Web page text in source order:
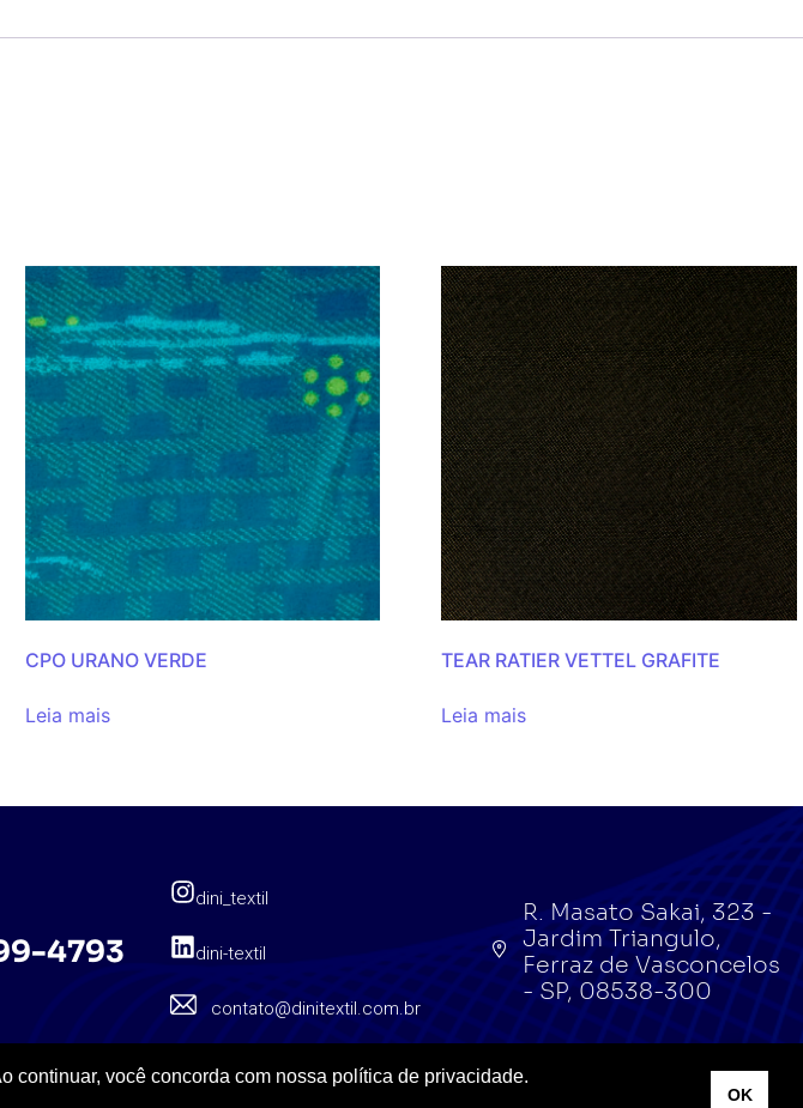
CPO URANO VERDE
Leia mais
TEAR RATIER VETTEL GRAFITE
Leia mais
4793
dini_textil
dini-textil
contato@dinitextil.com.br
R. Masato Sakai, 323 -
Jardim Triangulo,
Ferraz de Vasconcelos
- SP, 08538-300
continuar, você concorda com nossa política de privacidade.
OK